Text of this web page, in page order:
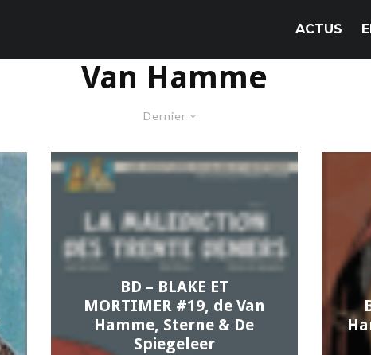
ACTUS
Van Hamme
Dernier
BD – BLAKE ET
MORTIMER #19, de Van
Hamme, Sterne & De
Spiegeleer